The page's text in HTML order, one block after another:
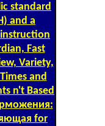
standard
and a
Fast
Variety,
and
n't Based
for